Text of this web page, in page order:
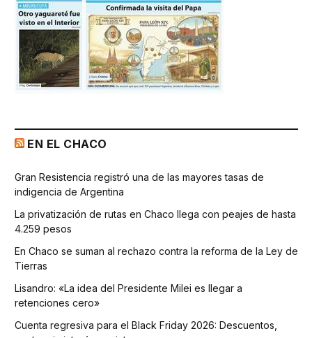
EN EL CHACO
Gran Resistencia registró una de las mayores tasas de
indigencia de Argentina
La privatización de rutas en Chaco llega con peajes de hasta
4.259 pesos
En Chaco se suman al rechazo contra la reforma de la Ley de
Tierras
Lisandro: «La idea del Presidente Milei es llegar a
retenciones cero»
Cuenta regresiva para el Black Friday 2026: Descuentos,